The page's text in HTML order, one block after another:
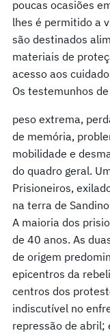
poucas ocasiões
lhes é permitido a
são destinados
materiais de
acesso aos
Os testemunhos
peso extrema,
de memória,
mobilidade e
do quadro geral.
Prisioneiros,
na terra de Sandino
A maioria dos
de 40 anos. As
de origem
epicentros da
centros dos
indiscutível no
repressão de abril;